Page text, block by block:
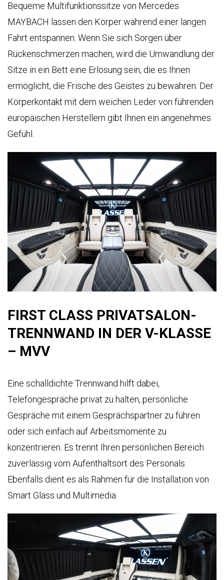
Bequeme Multifunktionssitze von Mercedes
MAYBACH lassen den Körper während einer langen
Fahrt entspannen. Wenn Sie sich Sorgen über
Rückenschmerzen machen, wird die Umwandlung der
Sitze in ein Bett eine Erlösung sein, die es Ihnen
ermöglicht, die Frische des Geistes zu bewahren. Der
Körperkontakt mit dem weichen Leder von führenden
europäischen Herstellern gibt Ihnen ein angenehmes
Gefühl.
FIRST CLASS PRIVATSALON-
TRENNWAND IN DER V-KLASSE
– MVV
Eine schalldichte Trennwand hilft dabei,
Telefongespräche privat zu halten, persönliche
Gespräche mit einem Gesprächspartner zu führen
oder sich einfach auf Arbeitsmomente zu
konzentrieren. Es trennt Ihren persönlichen Bereich
zuverlässig vom Aufenthaltsort des Personals.
Ebenfalls dient es als Rahmen für die Installation von
Smart Glass und Multimedia.